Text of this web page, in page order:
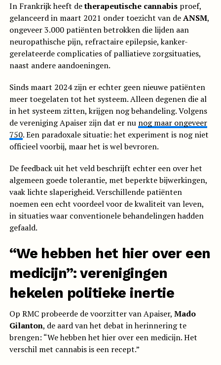
In Frankrijk heeft detherapeutische cannabisproef,
gelanceerd in maart 2021 onder toezicht van deANSM,
ongeveer 3.000 patiënten betrokken die lijden aan
neuropathische pijn, refractaire epilepsie, kanker-
gerelateerde complicaties of palliatieve zorgsituaties,
naast andere aandoeningen.
Sinds maart 2024 zijn er echter geen nieuwe patiënten
meer toegelaten tot het systeem. Alleen degenen die al
in het systeem zitten, krijgen nog behandeling. Volgens
de vereniging Apaiser zijn dat er nu nog maar ongeveer
750. Een paradoxale situatie: het experiment is nog niet
officieel voorbij, maar het is wel bevroren.
De feedback uit het veld beschrijft echter een over het
algemeen goede tolerantie, met beperkte bijwerkingen,
vaak lichte slaperigheid. Verschillende patiënten
noemen een echt voordeel voor de kwaliteit van leven,
in situaties waar conventionele behandelingen hadden
gefaald.
“We hebben het hier over een
medicijn”: verenigingen
hekelen politieke inertie
Op RMC probeerde de voorzitter van Apaiser, Mado
Gilanton, de aard van het debat in herinnering te
brengen: “We hebben het hier over een medicijn. Het
verschil met cannabis is een recept.”